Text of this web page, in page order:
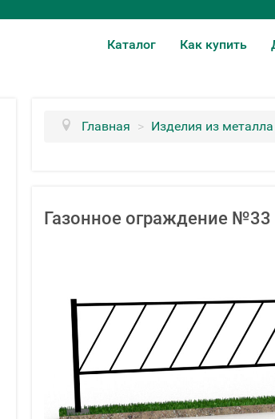
Каталог Как купить
Главная > Изделия из металла
Газонное ограждение №33